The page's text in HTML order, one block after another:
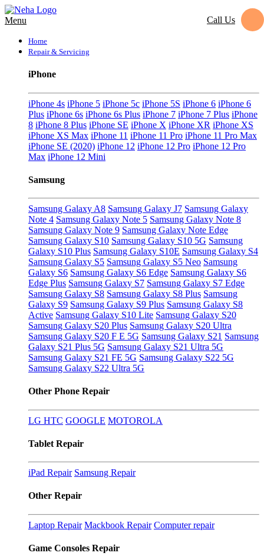
Menu Call Us
Home
Repair & Servicing
iPhone
iPhone 4s iPhone 5 iPhone 5c iPhone 5S iPhone 6 iPhone 6
Plus iPhone 6s iPhone 6s Plus iPhone 7 iPhone 7 Plus iPhone
8 iPhone 8 Plus iPhone SE iPhone X iPhone XR iPhone XS
iPhone XS Max iPhone 11 iPhone 11 Pro iPhone 11 Pro Max
iPhone SE (2020) iPhone 12 iPhone 12 Pro iPhone 12 Pro
Max iPhone 12 Mini
Samsung
Samsung Galaxy A8 Samsung Galaxy J7 Samsung Galaxy
Note 4 Samsung Galaxy Note 5 Samsung Galaxy Note 8
Samsung Galaxy Note 9 Samsung Galaxy Note Edge
Samsung Galaxy S10 Samsung Galaxy S10 5G Samsung
Galaxy S10 Plus Samsung Galaxy S10E Samsung Galaxy S4
Samsung Galaxy S5 Samsung Galaxy S5 Neo Samsung
Galaxy S6 Samsung Galaxy S6 Edge Samsung Galaxy S6
Edge Plus Samsung Galaxy S7 Samsung Galaxy S7 Edge
Samsung Galaxy S8 Samsung Galaxy S8 Plus Samsung
Galaxy S9 Samsung Galaxy S9 Plus Samsung Galaxy S8
Active Samsung Galaxy S10 Lite Samsung Galaxy S20
Samsung Galaxy S20 Plus Samsung Galaxy S20 Ultra
Samsung Galaxy S20 F E 5G Samsung Galaxy S21 Samsung
Galaxy S21 Plus 5G Samsung Galaxy S21 Ultra 5G
Samsung Galaxy S21 FE 5G Samsung Galaxy S22 5G
Samsung Galaxy S22 Ultra 5G
Other Phone Repair
LG HTC GOOGLE MOTOROLA
Tablet Repair
iPad Repair Samsung Repair
Other Repair
Laptop Repair Mackbook Repair Computer repair
Game Consoles Repair